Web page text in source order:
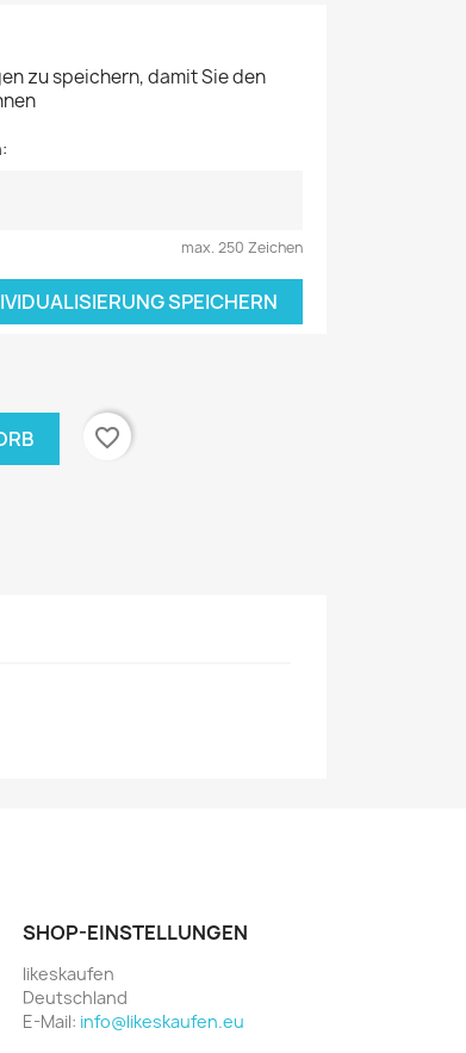
zu speichern, damit Sie den
max. 250 Zeichen
SPEICHERN
favorite_border
SHOP-EINSTELLUNGEN
likeskaufen
Deutschland
E-Mail: info@likeskaufen.eu